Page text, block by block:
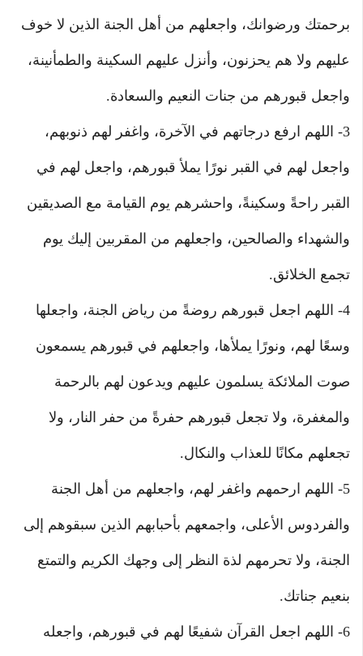
برحمتك ورضوانك، واجعلهم من أهل الجنة الذين لا خوف
عليهم ولا هم يحزنون، وأنزل عليهم السكينة والطمأنينة،
واجعل قبورهم من جنات النعيم والسعادة.
3- اللهم ارفع درجاتهم في الآخرة، واغفر لهم ذنوبهم،
واجعل لهم في القبر نورًا يملأ قبورهم، واجعل لهم في
القبر راحةً وسكينةً، واحشرهم يوم القيامة مع الصديقين
والشهداء والصالحين، واجعلهم من المقربين إليك يوم
تجمع الخلائق.
4- اللهم اجعل قبورهم روضةً من رياض الجنة، واجعلها
وسعًا لهم، ونورًا يملأها، واجعلهم في قبورهم يسمعون
صوت الملائكة يسلمون عليهم ويدعون لهم بالرحمة
والمغفرة، ولا تجعل قبورهم حفرةً من حفر النار، ولا
تجعلهم مكانًا للعذاب والنكال.
5- اللهم ارحمهم واغفر لهم، واجعلهم من أهل الجنة
والفردوس الأعلى، واجمعهم بأحبابهم الذين سبقوهم إلى
الجنة، ولا تحرمهم لذة النظر إلى وجهك الكريم والتمتع
بنعيم جناتك.
6- اللهم اجعل القرآن شفيعًا لهم في قبورهم، واجعله